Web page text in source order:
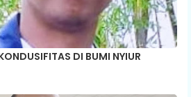
DI BUMI NYIUR